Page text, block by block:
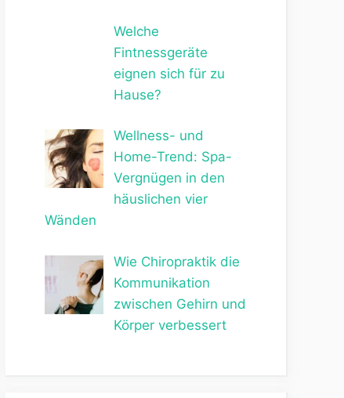
Welche
Fintnessgeräte
eignen sich für zu
Hause?
Wellness- und
Home-Trend: Spa-
Vergnügen in den
häuslichen vier
Wänden
Wie Chiropraktik die
Kommunikation
zwischen Gehirn und
Körper verbessert